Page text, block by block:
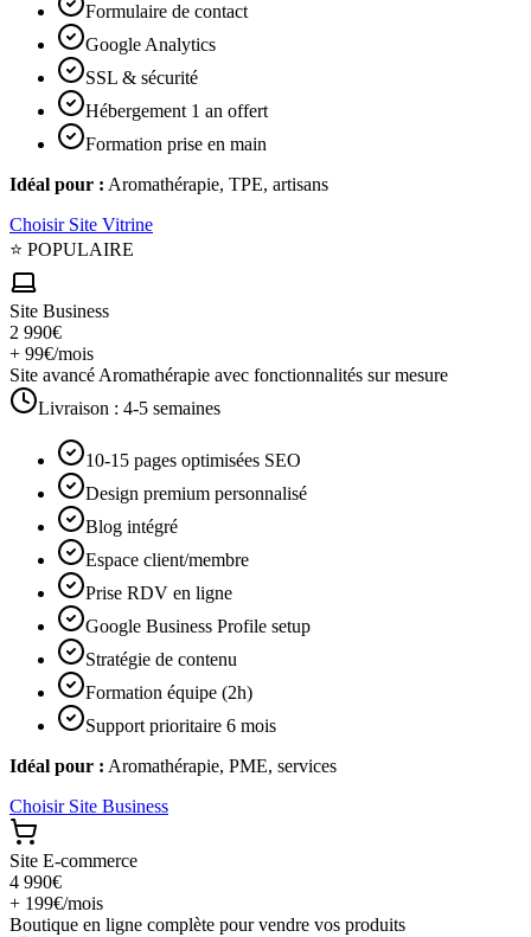
Formulaire de contact
Google Analytics
SSL & sécurité
Hébergement 1 an offert
Formation prise en main
Idéal pour : Aromathérapie, TPE, artisans
Choisir Site Vitrine
⭐ POPULAIRE
Site Business
2 990€
+ 99€/mois
Site avancé Aromathérapie avec fonctionnalités sur mesure
Livraison : 4-5 semaines
10-15 pages optimisées SEO
Design premium personnalisé
Blog intégré
Espace client/membre
Prise RDV en ligne
Google Business Profile setup
Stratégie de contenu
Formation équipe (2h)
Support prioritaire 6 mois
Idéal pour : Aromathérapie, PME, services
Choisir Site Business
Site E-commerce
4 990€
+ 199€/mois
Boutique en ligne complète pour vendre vos produits